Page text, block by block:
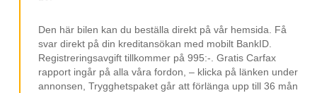
Bromsassistans
Elmanövrerad Baklucka
Ambient Light
Den här bilen kan du beställa direkt på vår hemsida. Få
svar direkt på din kreditansökan med mobilt BankID.
Registreringsavgift tillkommer på 995:-. Gratis Carfax
rapport ingår på alla våra fordon, – klicka på länken under
annonsen, Trygghetspaket går att förlänga upp till 36 mån